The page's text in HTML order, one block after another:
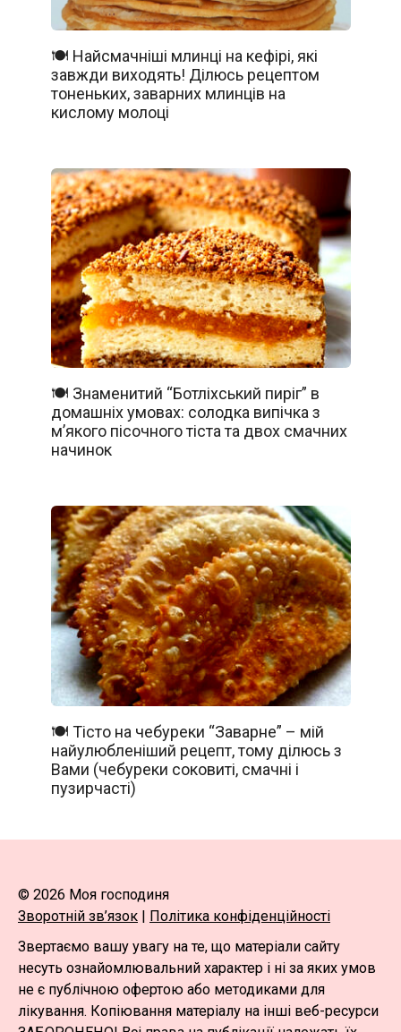
🍽️ Найсмачніші млинці на кефірі, які
завжди виходять! Ділюсь рецептом
тоненьких, заварних млинців на
кислому молоці
🍽️ Знаменитий “Ботліхський пиріг” в
домашніх умовах: солодка випічка з
м’якого пісочного тіста та двох смачних
начинок
🍽️ Тісто на чебуреки “Заварне” – мій
найулюбленіший рецепт, тому ділюсь з
Вами (чебуреки соковиті, смачні і
пузирчасті)
© 2026 Моя господиня
Зворотній зв’язок | Політика конфіденційності
Звертаємо вашу увагу на те, що матеріали сайту
несуть ознайомлювальний характер і ні за яких умов
не є публічною офертою або методиками для
лікування. Копіювання матеріалу на інші веб-ресурси